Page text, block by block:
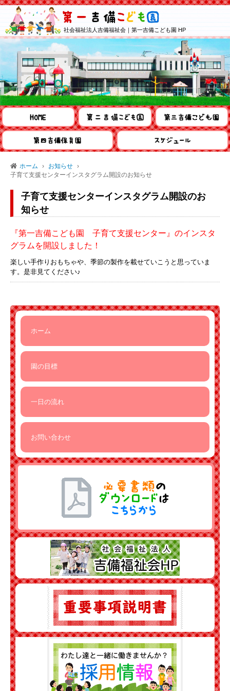
社会福祉法人吉備福祉会｜第一吉備こども園 HP
ホーム
お知らせ
子育て支援センターインスタグラム開設のお知らせ
子育て支援センターインスタグラム開設のお
知らせ
『第一吉備こども園 子育て支援センター』のインスタ
グラムを開設しました！
楽しい手作りおもちゃや、季節の製作を載せていこうと思っていま
す。是非見てください♪
ホーム
園の目標
一日の流れ
お問い合わせ